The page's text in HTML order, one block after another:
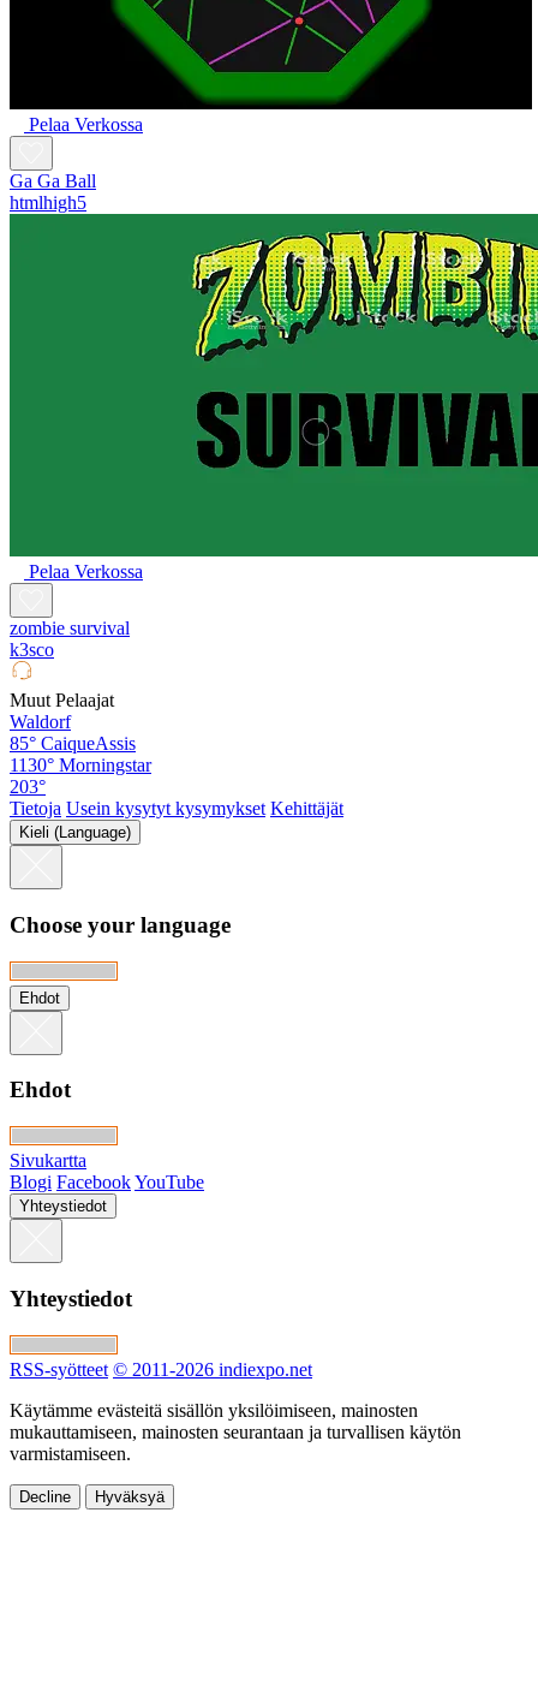
Pelaa Verkossa
Ga Ga Ball
htmlhigh5
Pelaa Verkossa
zombie survival
k3sco
Muut Pelaajat
Waldorf
85° CaiqueAssis
1130° Morningstar
203°
Tietoja Usein kysytyt kysymykset Kehittäjät
Kieli (Language)
Choose your language
Ehdot
Ehdot
Sivukartta
Blogi FacebookYouTube
Yhteystiedot
Yhteystiedot
RSS-syötteet © 2011-2026 indiexpo.net
Käytämme evästeitä sisällön yksilöimiseen, mainosten
mukauttamiseen, mainosten seurantaan ja turvallisen käytön
varmistamiseen.
Decline Hyväksyä